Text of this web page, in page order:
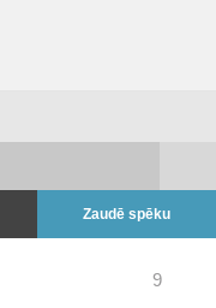
Zaudē spēku
9